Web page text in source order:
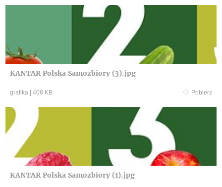
KANTAR Polska Samozbiory (3).jpg
grafika 408 KB Pobierz
KANTAR Polska Samozbiory (1).jpg